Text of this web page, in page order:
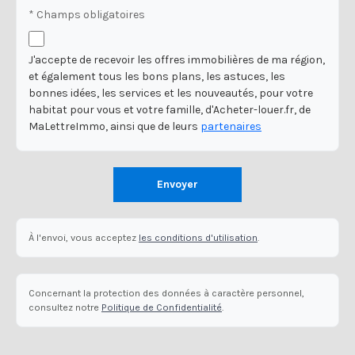
* Champs obligatoires
J'accepte de recevoir les offres immobilières de ma région,
et également tous les bons plans, les astuces, les
bonnes idées, les services et les nouveautés, pour votre
habitat pour vous et votre famille, d'Acheter-louer.fr, de
MaLettreImmo, ainsi que de leurs partenaires
Envoyer
À l'envoi, vous acceptez les conditions d'utilisation.
Concernant la protection des données à caractère personnel,
consultez notre Politique de Confidentialité.